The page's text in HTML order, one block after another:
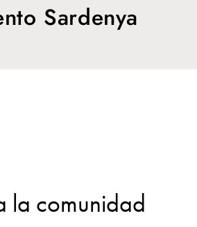
Sardenya
la comunidad